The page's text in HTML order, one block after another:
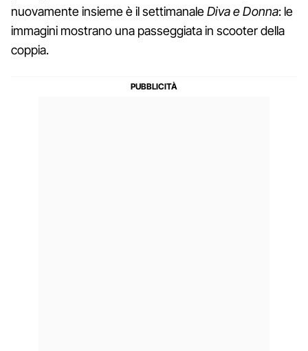
nuovamente insieme è il settimanaleDiva e Donna: le
immagini mostrano una passeggiata in scooter della
coppia.